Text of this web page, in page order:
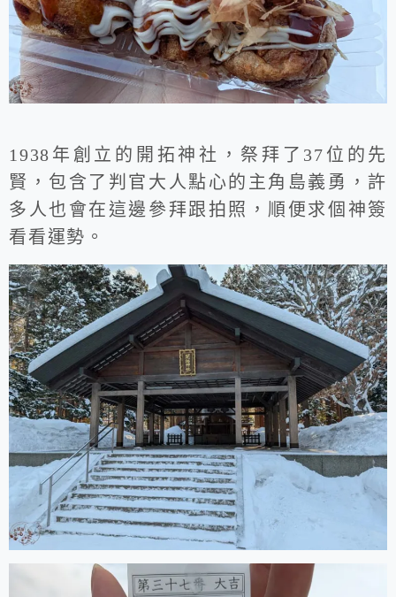
1938年創立的開拓神社，祭拜了37位的先
賢，包含了判官大人點心的主角島義勇，許
多人也會在這邊參拜跟拍照，順便求個神簽
看看運勢。